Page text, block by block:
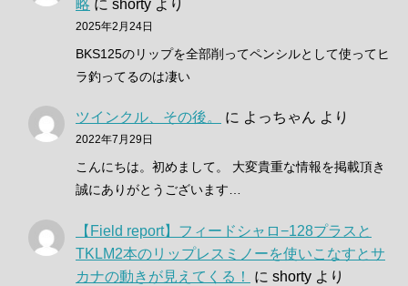
略 に shorty より
2025年2月24日
BKS125のリップを全部削ってペンシルとして使ってヒ
ラ釣ってるのは凄い
ツインクル、その後。 に よっちゃん より
2022年7月29日
こんにちは。初めまして。 大変貴重な情報を掲載頂き
誠にありがとうございます…
【Field report】フィードシャロ−128プラスと
TKLM2本のリップレスミノーを使いこなすとサ
カナの動きが見えてくる！
に shorty より